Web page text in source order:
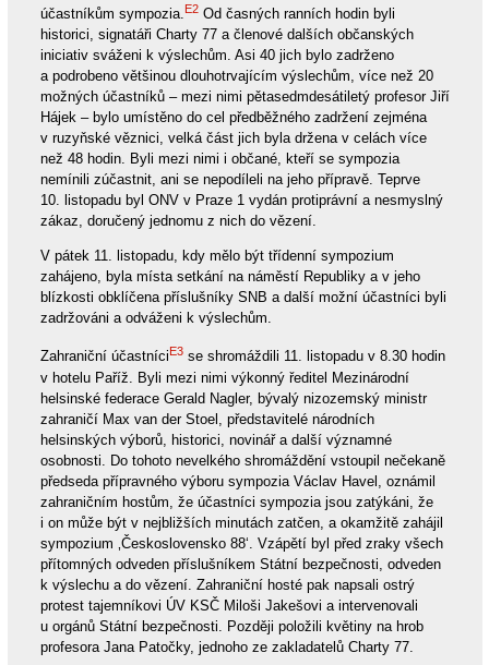
účastníkům sympozia.E2Od časných ranních hodin byli
historici, signatáři Charty 77 a členové dalších občanských
iniciativ sváženi k výslechům. Asi 40 jich bylo zadrženo
a podrobeno většinou dlouhotrvajícím výslechům, více než 20
možných účastníků – mezi nimi pětasedmdesátiletý profesor Jiří
Hájek – bylo umístěno do cel předběžného zadržení zejména
v ruzyňské věznici, velká část jich byla držena v celách více
než 48 hodin. Byli mezi nimi i občané, kteří se sympozia
nemínili zúčastnit, ani se nepodíleli na jeho přípravě. Teprve
10. listopadu byl ONV v Praze 1 vydán protiprávní a nesmyslný
zákaz, doručený jednomu z nich do vězení.
V pátek 11. listopadu, kdy mělo být třídenní sympozium
zahájeno, byla místa setkání na náměstí Republiky a v jeho
blízkosti obklíčena příslušníky SNB a další možní účastníci byli
zadržováni a odváženi k výslechům.
Zahraniční účastníci E3se shromáždili 11. listopadu v 8.30 hodin
v hotelu Paříž. Byli mezi nimi výkonný ředitel Mezinárodní
helsinské federace Gerald Nagler, bývalý nizozemský ministr
zahraničí Max van der Stoel, představitelé národních
helsinských výborů, historici, novinář a další významné
osobnosti. Do tohoto nevelkého shromáždění vstoupil nečekaně
předseda přípravného výboru sympozia Václav Havel, oznámil
zahraničním hostům, že účastníci sympozia jsou zatýkáni, že
i on může být v nejbližších minutách zatčen, a okamžitě zahájil
sympozium ‚Československo 88‘. Vzápětí byl před zraky všech
přítomných odveden příslušníkem Státní bezpečnosti, odveden
k výslechu a do vězení. Zahraniční hosté pak napsali ostrý
protest tajemníkovi ÚV KSČ Miloši Jakešovi a intervenovali
u orgánů Státní bezpečnosti. Později položili květiny na hrob
profesora Jana Patočky, jednoho ze zakladatelů Charty 77.